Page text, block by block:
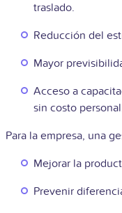
traslado.
Reducción del
Mayor
Acceso a
sin costo
Para la empresa, una
Mejorar la
Prevenir